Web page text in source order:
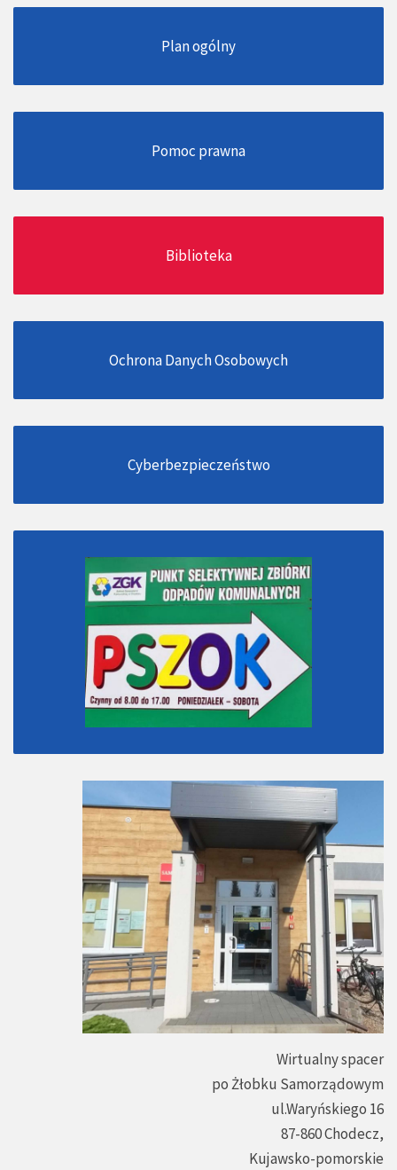
Plan ogólny
Pomoc prawna
Biblioteka
Ochrona Danych Osobowych
Cyberbezpieczeństwo
Wirtualny spacer
po Żłobku Samorządowym
ul.Waryńskiego 16
87-860 Chodecz,
Kujawsko-pomorskie